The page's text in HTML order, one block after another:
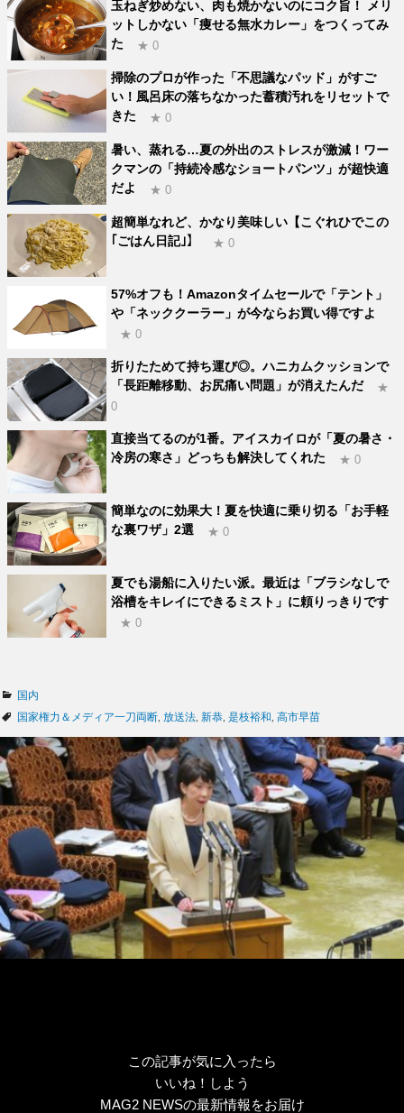
玉ねぎ炒めない、肉も焼かないのにコク旨！ メリ
ットしかない「痩せる無水カレー」をつくってみ
た
★ 0
掃除のプロが作った「不思議なパッド」がすご
い！風呂床の落ちなかった蓄積汚れをリセットで
きた
★ 0
暑い、蒸れる…夏の外出のストレスが激減！ワー
クマンの「持続冷感なショートパンツ」が超快適
だよ
★ 0
超簡単なれど、かなり美味しい【こぐれひでこの
｢ごはん日記｣】
★ 0
57%オフも！Amazonタイムセールで「テント」
や「ネッククーラー」が今ならお買い得ですよ
★ 0
折りたためて持ち運び◎。ハニカムクッションで
「長距離移動、お尻痛い問題」が消えたんだ
★
0
直接当てるのが1番。アイスカイロが「夏の暑さ・
冷房の寒さ」どっちも解決してくれた
★ 0
簡単なのに効果大！夏を快適に乗り切る「お手軽
な裏ワザ」2選
★ 0
夏でも湯船に入りたい派。最近は「ブラシなしで
浴槽をキレイにできるミスト」に頼りっきりです
★ 0
カ
テ
リ
ー
国内
タ
国家権力＆メディア一刀両断 放送法 新恭 是枝裕和 高市早苗
この記事が気に入ったら
いいね！しよう
MAG2 NEWSの最新情報をお届け